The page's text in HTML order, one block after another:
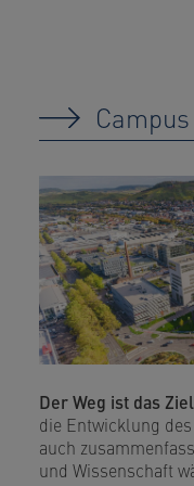
Der Weg ist das Ziel
die Entwicklung
auch
und Wissenschaft